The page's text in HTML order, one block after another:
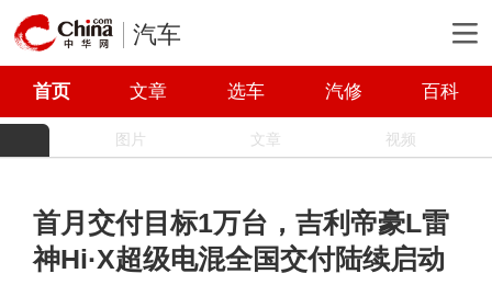
汽车
首页 文章 选车 汽修 百科
图片 文章 视频
首月交付目标1万台，吉利帝豪L雷
神Hi·X超级电混全国交付陆续启动